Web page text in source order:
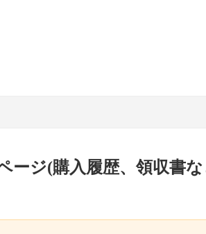
ージ(購入履歴、領収書